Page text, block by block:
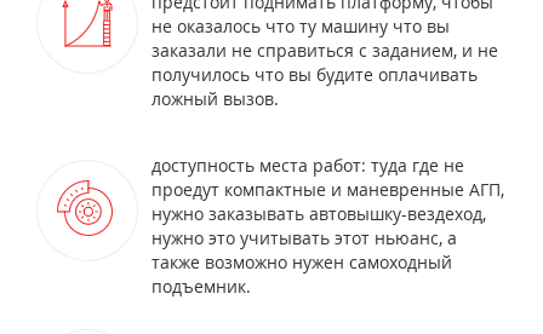
не оказалось что ту машину что вы
заказали не справиться с заданием, и не
получилось что вы будите оплачивать
ложный вызов.
доступность места работ: туда где не
проедут компактные и маневренные АГП,
нужно заказывать автовышку-вездеход,
нужно это учитывать этот ньюанс, а
также возможно нужен самоходный
подъемник.